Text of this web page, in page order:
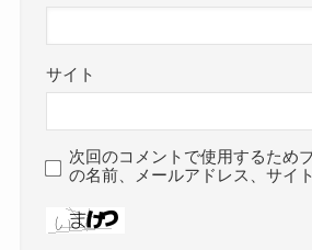
サイト
次回のコメントで使用するため
の名前、メールアドレス、サイ